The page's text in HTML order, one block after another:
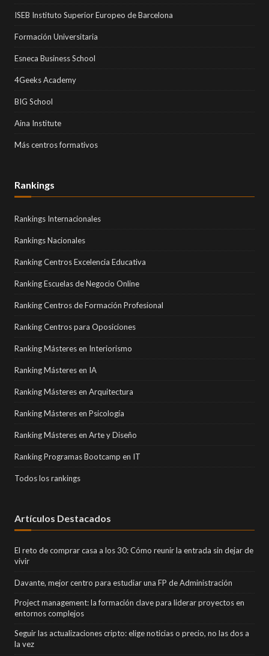
ISEB Instituto Superior Europeo de Barcelona
Formación Universitaria
Esneca Business School
4Geeks Academy
BIG School
Aina Institute
Más centros formativos
Rankings
Rankings Internacionales
Rankings Nacionales
Ranking Centros Excelencia Educativa
Ranking Escuelas de Negocio Online
Ranking Centros de Formación Profesional
Ranking Centros para Oposiciones
Ranking Másteres en Interiorismo
Ranking Másteres en IA
Ranking Másteres en Arquitectura
Ranking Másteres en Psicología
Ranking Másteres en Arte y Diseño
Ranking Programas Bootcamp en IT
Todos los rankings
Artículos Destacados
El reto de comprar casa a los 30: Cómo reunir la entrada sin dejar de
vivir
Davante, mejor centro para estudiar una FP de Administración
Project management: la formación clave para liderar proyectos en
entornos complejos
Seguir las actualizaciones cripto: elige noticias o precio, no las dos a
la vez